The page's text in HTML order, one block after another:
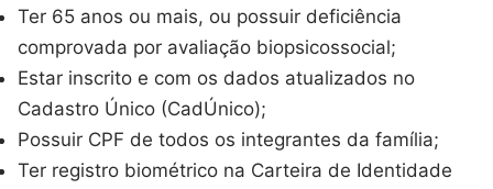
Ter 65 anos ou mais, ou possuir deficiência
comprovada por avaliação biopsicossocial;
Estar inscrito e com os dados atualizados no
Cadastro Único (CadÚnico);
Possuir CPF de todos os integrantes da família;
Ter registro biométrico na Carteira de Identidade